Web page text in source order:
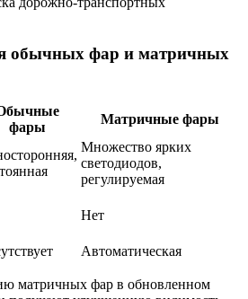
обычных фар и матричных
фары
Матричные фары
Множество ярких
светодиодов,
регулируемая
Нет
Автоматическая
матричных фар в обновленном